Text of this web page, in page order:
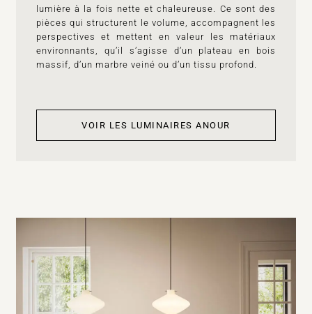
lumière à la fois nette et chaleureuse. Ce sont des
pièces qui structurent le volume, accompagnent les
perspectives et mettent en valeur les matériaux
environnants, qu’il s’agisse d’un plateau en bois
massif, d’un marbre veiné ou d’un tissu profond.
VOIR LES LUMINAIRES ANOUR